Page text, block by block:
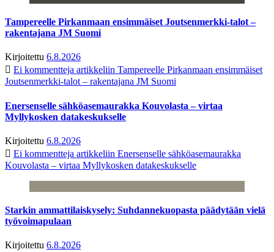
Tampereelle Pirkanmaan ensimmäiset Joutsenmerkki-talot –
rakentajana JM Suomi
Kirjoitettu 6.8.2026
Ei kommentteja artikkeliin Tampereelle Pirkanmaan ensimmäiset
Joutsenmerkki-talot – rakentajana JM Suomi
Enersenselle sähköasemaurakka Kouvolasta – virtaa
Myllykosken datakeskukselle
Kirjoitettu 6.8.2026
Ei kommentteja artikkeliin Enersenselle sähköasemaurakka
Kouvolasta – virtaa Myllykosken datakeskukselle
Starkin ammattilaiskysely: Suhdannekuopasta päädytään vielä
työvoimapulaan
Kirjoitettu 6.8.2026